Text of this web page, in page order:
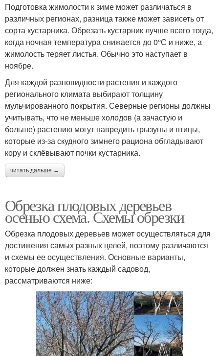
Подготовка жимолости к зиме может различаться в
различных регионах, разница также может зависеть от
сорта кустарника. Обрезать кустарник лучше всего тогда,
когда ночная температура снижается до 0°С и ниже, а
жимолость теряет листья. Обычно это наступает в
ноябре.
Для каждой разновидности растения и каждого
регионального климата выбирают толщину
мульчированного покрытия. Северные регионы должны
учитывать, что не меньше холодов (а зачастую и
больше) растению могут навредить грызуны и птицы,
которые из-за скудного зимнего рациона обгладывают
кору и склёвывают почки кустарника.
читать дальше →
Обрезка плодовых деревьев
осенью схема. Схемы обрезки
Обрезка плодовых деревьев может осуществляться для
достижения самых разных целей, поэтому различаются
и схемы ее осуществления. Основные варианты,
которые должен знать каждый садовод,
рассматриваются ниже: